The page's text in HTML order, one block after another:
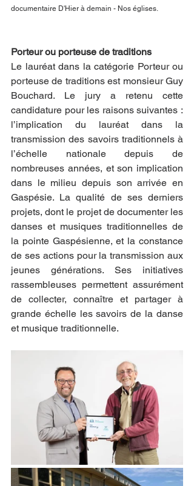
documentaire D'Hier à demain - Nos églises.
Porteur ou porteuse de traditions
Le lauréat dans la catégorie Porteur ou
porteuse de traditions est monsieur Guy
Bouchard. Le jury a retenu cette
candidature pour les raisons suivantes :
l’implication du lauréat dans la
transmission des savoirs traditionnels à
l’échelle nationale depuis de
nombreuses années, et son implication
dans le milieu depuis son arrivée en
Gaspésie. La qualité de ses derniers
projets, dont le projet de documenter les
danses et musiques traditionnelles de
la pointe Gaspésienne, et la constance
de ses actions pour la transmission aux
jeunes générations. Ses initiatives
rassembleuses permettent assurément
de collecter, connaître et partager à
grande échelle les savoirs de la danse
et musique traditionnelle.